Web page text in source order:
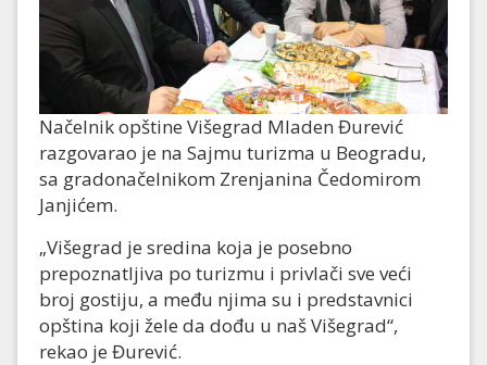
Načelnik opštine Višegrad Mladen Đurević
razgovarao je na Sajmu turizma u Beogradu,
sa gradonačelnikom Zrenjanina Čedomirom
Janjićem.
„Višegrad je sredina koja je posebno
prepoznatljiva po turizmu i privlači sve veći
broj gostiju, a među njima su i predstavnici
opština koji žele da dođu u naš Višegrad“,
rekao je Đurević.